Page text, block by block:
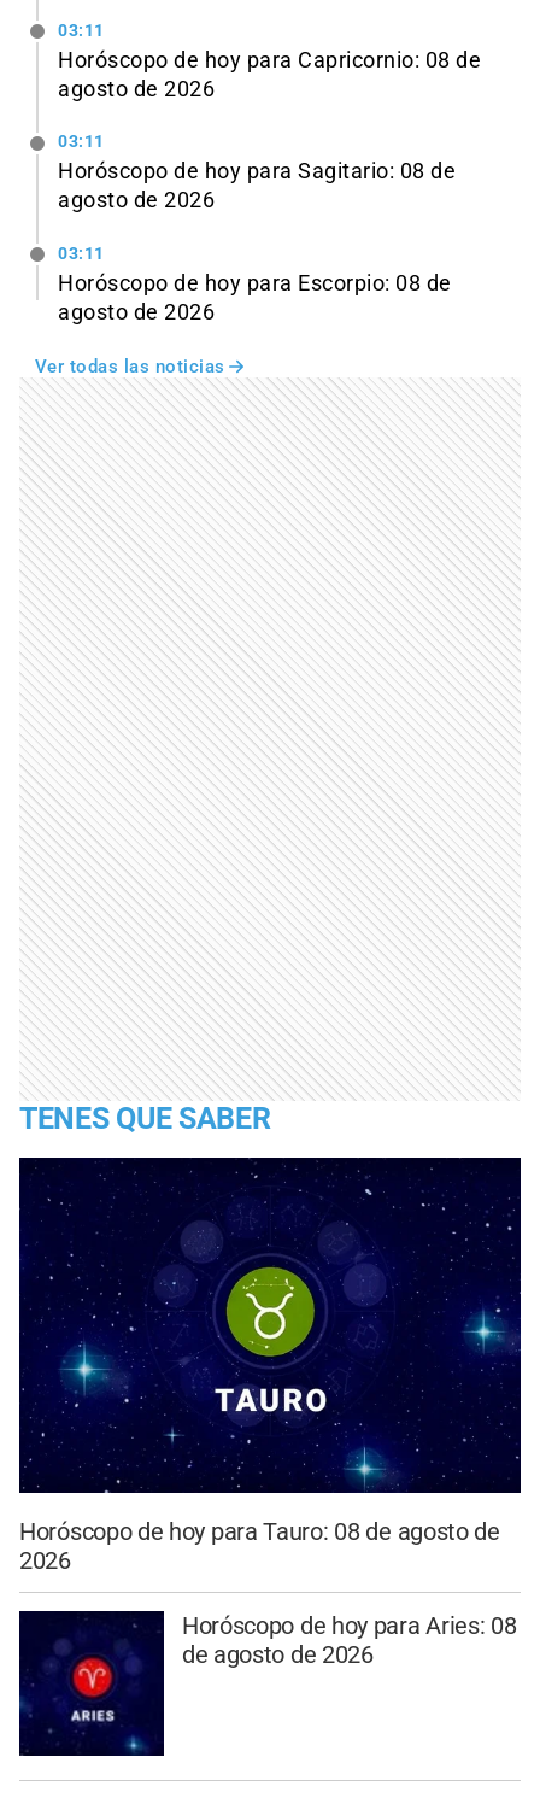
03:11
Horóscopo de hoy para Capricornio: 08 de
agosto de 2026
03:11
Horóscopo de hoy para Sagitario: 08 de
agosto de 2026
03:11
Horóscopo de hoy para Escorpio: 08 de
agosto de 2026
Ver todas las noticias
TENES QUE SABER
Horóscopo de hoy para Tauro: 08 de agosto de
2026
Horóscopo de hoy para Aries: 08
de agosto de 2026